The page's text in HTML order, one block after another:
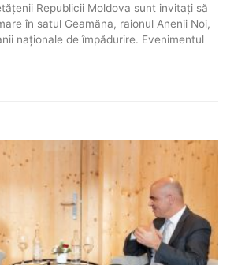
Republicii Moldova sunt invitați să
în satul Geamăna, raionul Anenii Noi,
naționale de împădurire. Evenimentul